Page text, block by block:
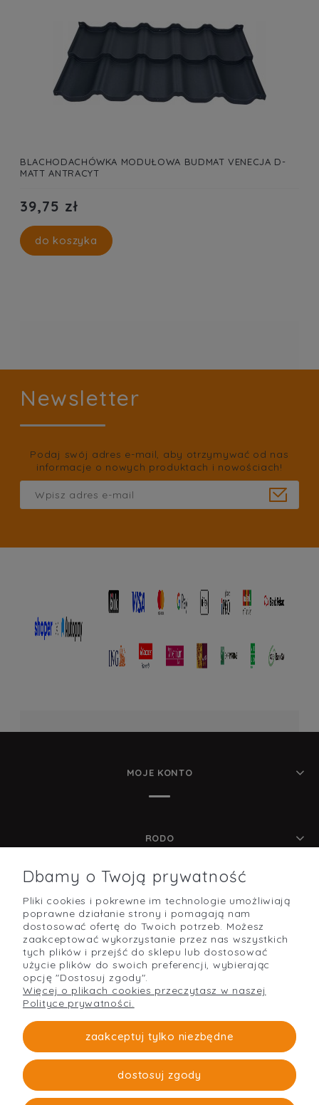
BLACHODACHÓWKA MODUŁOWA BUDMAT VENECJA D-
MATT ANTRACYT
39,75 zł
do koszyka
Newsletter
Podaj swój adres e-mail, aby otrzymywać od nas
informacje o nowych produktach i nowościach!
MOJE KONTO
RODO
POMOC
O NAS
PŁATNOŚCI I DOSTAWA
Strefabudowy
Dbamy o Twoją prywatność
Pliki cookies i pokrewne im technologie umożliwiają
poprawne działanie strony i pomagają nam
dostosować ofertę do Twoich potrzeb. Możesz
zaakceptować wykorzystanie przez nas wszystkich
tych plików i przejść do sklepu lub dostosować
użycie plików do swoich preferencji, wybierając
opcję "Dostosuj zgody".
Więcej o plikach cookies przeczytasz w naszej
Polityce prywatności.
zaakceptuj tylko niezbędne
dostosuj zgody